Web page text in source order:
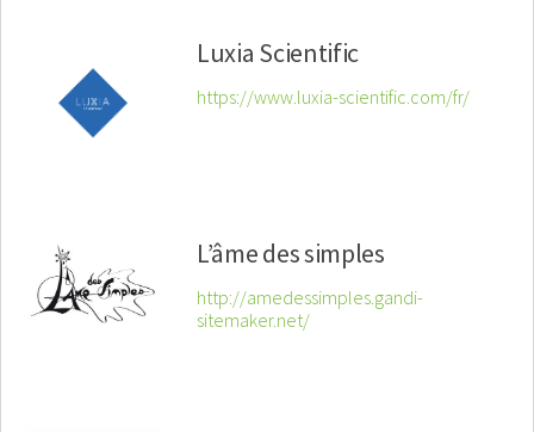
Luxia Scientific
https://www.luxia-scientific.com/fr/
L’âme des simples
http://amedessimples.gandi-
sitemaker.net/